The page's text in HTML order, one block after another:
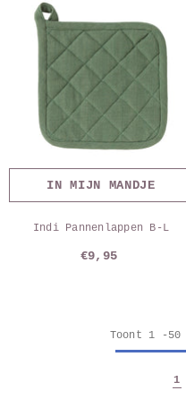
IN MIJN MANDJE
Indi Pannenlappen B-L
€9,95
Toont 1 -50
1